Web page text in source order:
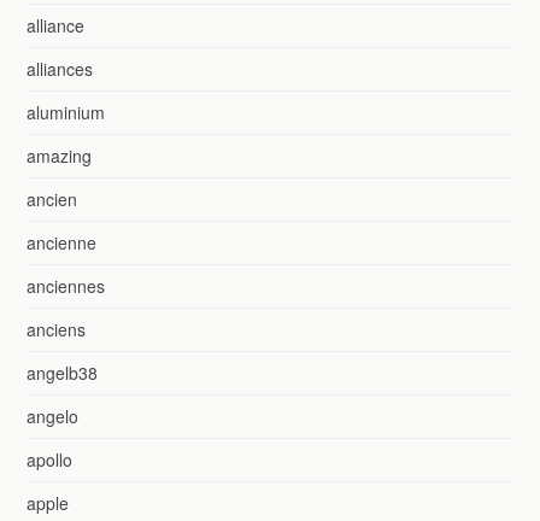
alliance
alliances
aluminium
amazing
ancien
ancienne
anciennes
anciens
angelb38
angelo
apollo
apple